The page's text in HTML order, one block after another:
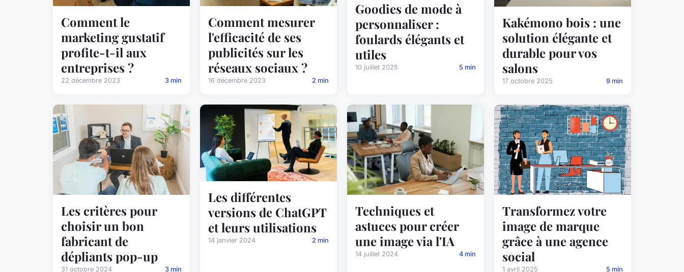
Comment le
marketing gustatif
profite-t-il aux
entreprises ?
22 décembre 2023 3 min
Comment mesurer
l'efficacité de ses
publicités sur les
réseaux sociaux ?
16 décembre 2023 2 min
Goodies de mode à
personnaliser :
foulards élégants et
utiles
10 juillet 2025 5 min
Kakémono bois : une
solution élégante et
durable pour vos
salons
17 octobre 2025 9 min
Les critères pour
choisir un bon
fabricant de
dépliants pop-up
31 octobre 2024 3 min
Les différentes
versions de ChatGPT
et leurs utilisations
14 janvier 2024 2 min
Techniques et
astuces pour créer
une image via l'IA
14 juillet 2024 4 min
Transformez votre
image de marque
grâce à une agence
social
1 avril 2025 5 min